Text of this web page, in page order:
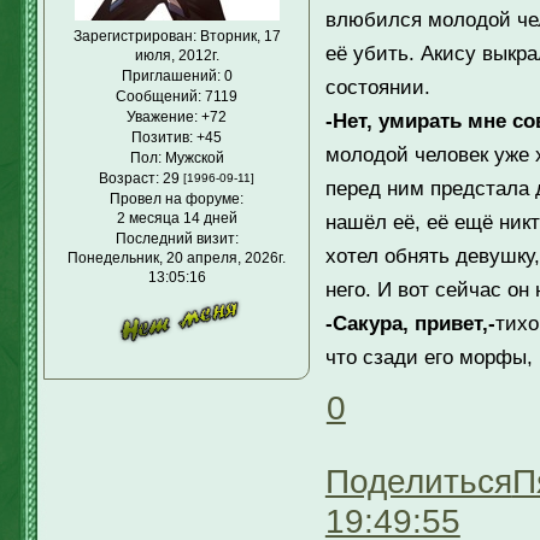
Зарегистрирован: Вторник, 17
июля, 2012г.
Приглашений:0
Сообщений: 7119
Уважение: +72
Позитив: +45
Пол:Мужской
Возраст: 29[1996-09-11]
Провел на форуме:
2 месяца 14 дней
Последний визит:
Понедельник, 20 апреля, 2026г.
13:05:16
влюбился молодой
её убить. Акису
состоянии.
-Нет, умирать мне
молодой человек уже
перед ним
нашёл её, её ещё
хотел обнять
него. И вот сейчас он
-Сакура, привет,-
что сзади его морфы,
0
Поделиться
19:49:55